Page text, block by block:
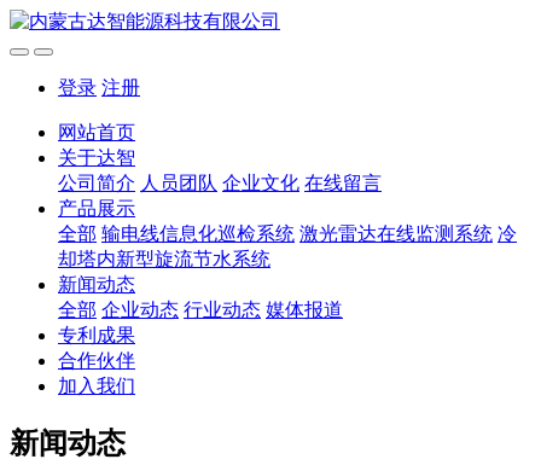
登录 注册
网站首页
关于达智
公司简介 人员团队 企业文化 在线留言
产品展示
全部 输电线信息化巡检系统 激光雷达在线监测系统 冷
却塔内新型旋流节水系统
新闻动态
全部 企业动态 行业动态 媒体报道
专利成果
合作伙伴
加入我们
新闻动态